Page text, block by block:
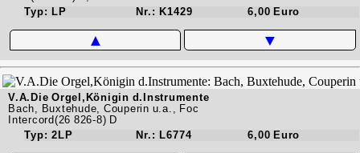
Typ: LP
Nr.: K1429 6,00 Euro
▲ ▼
V.A.Die Orgel,Königin d.Instrumente
Bach, Buxtehude, Couperin u.a., Foc
Intercord(26 826-8) D
Typ: 2LP
Nr.: L6774 6,00 Euro